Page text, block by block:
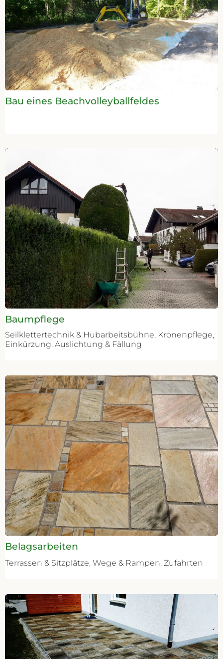
Bau eines Beachvolleyballfeldes
Baumpflege
Seilklettertechnik & Hubarbeitsbühne, Kronenpflege,
Einkürzung, Auslichtung & Fällung
Belagsarbeiten
Terrassen & Sitzplätze, Wege & Rampen, Zufahrten